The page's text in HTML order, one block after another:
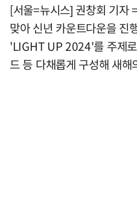
[서울=뉴시스] 권창회 기자
맞아 신년 카운트다운을 진
'LIGHT UP 2024'를 주제
드 등 다채롭게 구성해 새